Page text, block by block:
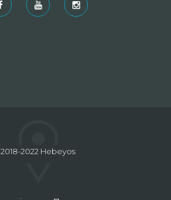
2018-2022 Hebeyos